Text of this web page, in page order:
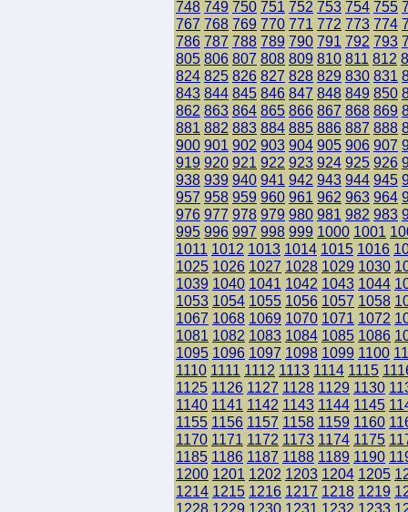
748 749 750 751 752 753 754 755
767 768 769 770 771 772 773 774
786 787 788 789 790 791 792 793
805 806 807 808 809 810 811 812
824 825 826 827 828 829 830 831
843 844 845 846 847 848 849 850
862 863 864 865 866 867 868 869
881 882 883 884 885 886 887 888
900 901 902 903 904 905 906 907
919 920 921 922 923 924 925 926
938 939 940 941 942 943 944 945
957 958 959 960 961 962 963 964
976 977 978 979 980 981 982 983
995 996 997 998 999 1000 1001
1011 1012 1013 1014 1015 1016
1025 1026 1027 1028 1029 1030
1039 1040 1041 1042 1043 1044
1053 1054 1055 1056 1057 1058
1067 1068 1069 1070 1071 1072
1081 1082 1083 1084 1085 1086
1095 1096 1097 1098 1099 1100
1110 1111 1112 1113 1114 1115
1125 1126 1127 1128 1129 1130
1140 1141 1142 1143 1144 1145
1155 1156 1157 1158 1159 1160
1170 1171 1172 1173 1174 1175
1185 1186 1187 1188 1189 1190
1200 1201 1202 1203 1204 1205
1214 1215 1216 1217 1218 1219
1228 1229 1230 1231 1232 1233